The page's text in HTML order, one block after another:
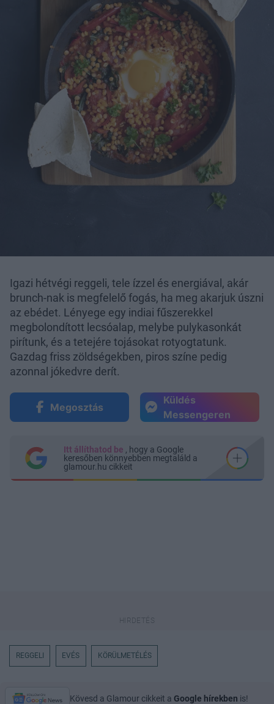
Igazi hétvégi reggeli, tele ízzel és energiával, akár
brunch-nak is megfelelő fogás, ha meg akarjuk úszni
az ebédet. Lényege egy indiai fűszerekkel
megbolondított lecsóalap, melybe pulykasonkát
pirítunk, és a tetejére tojásokat rotyogtatunk.
Gazdag friss zöldségekben, piros színe pedig
azonnal jókedvre derít.
Megosztás
Küldés
Messengeren
Itt állíthatod be , hogy a Google
keresőben könnyebben megtaláld a
glamour.hu cikkeit
REGGELI EVÉS KÖRÜLMETÉLÉS
Kövesd a Glamour cikkeit a Google hírekben is!